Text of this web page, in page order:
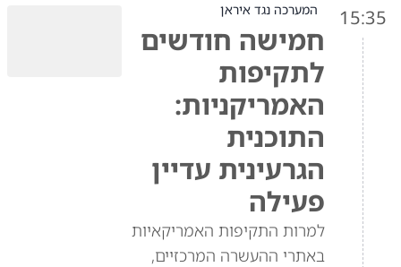
15:35 המערכה נגד איראן
חמישה חודשים
לתקיפות
האמריקניות:
התוכנית
הגרעינית עדיין
פעילה
למרות התקיפות האמריקאיות
באתרי ההעשרה המרכזיים,